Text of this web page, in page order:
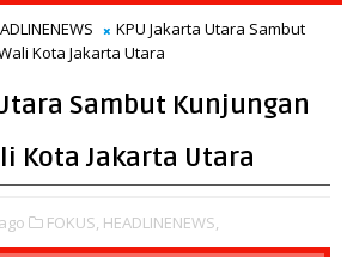
KPU Jakarta Utara Sambut
Kota Jakarta Utara
Sambut Kunjungan
Kota Jakarta Utara
FOKUS, HEADLINENEWS,